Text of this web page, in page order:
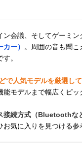
ン会議、そしてゲーミ
ー）
。周囲の音も聞
。
で人気モデルを厳選し
モデルまで幅広くピッ
接続方式（Bluetoothな
気に入りを見つける参